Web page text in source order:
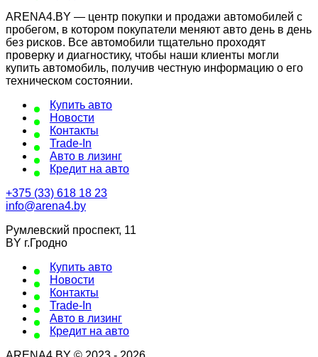
ARENA4.BY — центр покупки и продажи автомобилей с
пробегом, в котором покупатели меняют авто день в день
без рисков. Все автомобили тщательно проходят
проверку и диагностику, чтобы наши клиенты могли
купить автомобиль, получив честную информацию о его
техническом состоянии.
Купить авто
Новости
Контакты
Trade-In
Авто в лизинг
Кредит на авто
+375 (33) 618 18 23
info@arena4.by
Румлевский проспект, 11
BY г.Гродно
Купить авто
Новости
Контакты
Trade-In
Авто в лизинг
Кредит на авто